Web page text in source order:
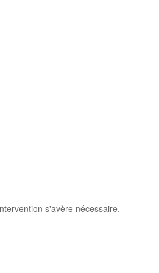
s'avère nécessaire.